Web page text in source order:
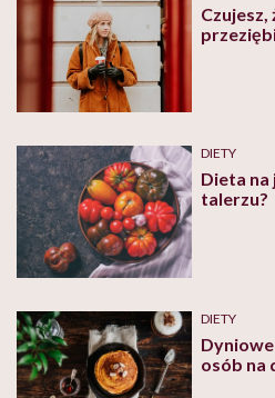
Czujesz,
DIETY
Dieta na
talerzu?
DIETY
osób na